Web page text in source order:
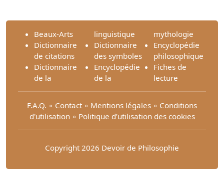
Beaux-Arts
Dictionnaire
de citations
Dictionnaire
de la
linguistique
Dictionnaire
des symboles
Encyclopédie
de la
mythologie
Encyclopédie
philosophique
Fiches de
lecture
F.A.Q. ∘ Contact ∘ Mentions légales ∘ Conditions
d'utilisation∘ Politique d’utilisation des cookies
Copyright 2026 Devoir de Philosophie